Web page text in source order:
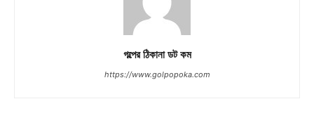
গল্পের ঠিকানা ডট কম
https://www.golpopoka.com